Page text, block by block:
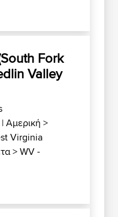
Fork
Valley
Αμερική >
Virginia
>WV -